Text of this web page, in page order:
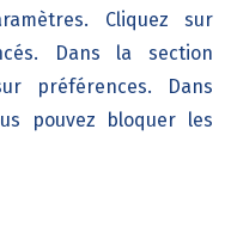
Cliquez sur
Dans la section
préférences. Dans
pouvez bloquer les